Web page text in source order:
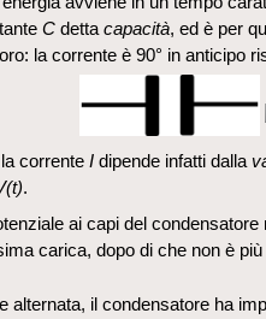
Cdetta capacità, ed è per
la corrente è 90° in anticipo
corrente I dipende infatti dalla
.
ai capi del
carica, dopo di che non è
alternata, il condensatore ha